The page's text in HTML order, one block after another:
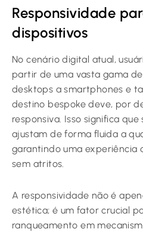
Responsividade
dispositivos
No cenário digital atual,
partir de uma vasta gama
desktops a smartphones e
destino bespoke deve, por
responsiva. Isso significa
ajustam de forma fluida a
garantindo uma experiência
sem atritos.
A responsividade não é
estética; é um fator crucial
ranqueamento em